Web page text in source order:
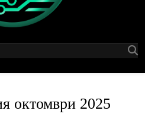
октомври 2025